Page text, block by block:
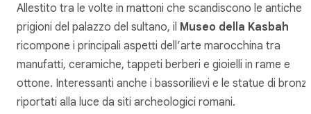
Allestito tra le volte in mattoni che scandiscono le antiche
prigioni del palazzo del sultano, il Museo della Kasbah
ricompone i principali aspetti dell’arte marocchina tra
manufatti, ceramiche, tappeti berberi e gioielli in rame e
ottone. Interessanti anche i bassorilievi e le statue di
riportati alla luce da siti archeologici romani.